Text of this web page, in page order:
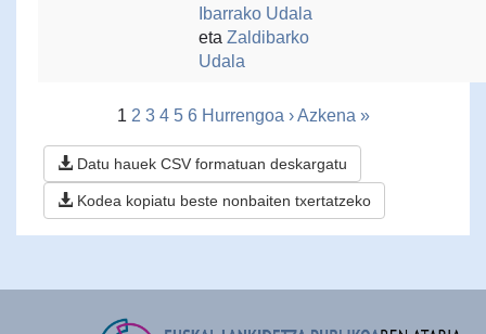
Ibarrako Udala
eta Zaldibarko
Udala
1 2 3 4 5 6 Hurrengoa › Azkena »
Datu hauek CSV formatuan deskargatu
Kodea kopiatu beste nonbaiten txertatzeko